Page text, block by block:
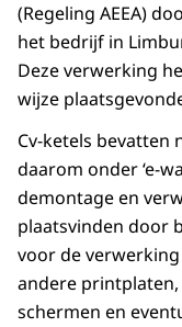
(Regeling AEEA)
het bedrijf in
Deze verwerking
wijze
Cv-ketels bevatten
daarom onder ‘e-
demontage en
plaatsvinden door
voor de verwerking
andere
schermen en